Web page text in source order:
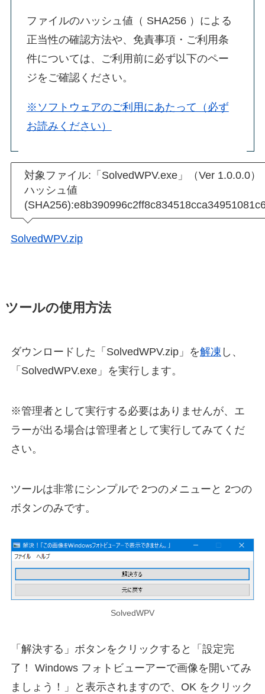
ファイルのハッシュ値（ SHA256 ）による
正当性の確認方法や、免責事項・ご利用条
件については、ご利用前に必ず以下のペー
ジをご確認ください。
※ソフトウェアのご利用にあたって（必ず
お読みください）
対象ファイル:「SolvedWPV.exe」（Ver 1.0.0.0）
ハッシュ値
SolvedWPV.zip
ツールの使用方法
ダウンロードした「SolvedWPV.zip」を解凍 し、
「SolvedWPV.exe」を実行します。
※管理者として実行する必要はありませんが、エ
ラーが出る場合は管理者として実行してみてくだ
さい。
ツールは非常にシンプルで 2つのメニューと 2つの
ボタンのみです。
SolvedWPV
「解決する」ボタンをクリックすると「設定完
了！ Windows フォトビューアーで画像を開いてみ
ましょう！」と表示されますので、OK をクリック